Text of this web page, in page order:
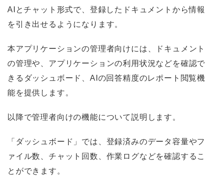
AIとチャット形式で、登録したドキュメントから情報
を引き出せるようになります。
本アプリケーションの管理者向けには、ドキュメント
の管理や、アプリケーションの利用状況などを確認で
きるダッシュボード、AIの回答精度のレポート閲覧機
能を提供します。
以降で管理者向けの機能について説明します。
「ダッシュボード」では、登録済みのデータ容量やフ
ァイル数、チャット回数、作業ログなどを確認するこ
とができます。